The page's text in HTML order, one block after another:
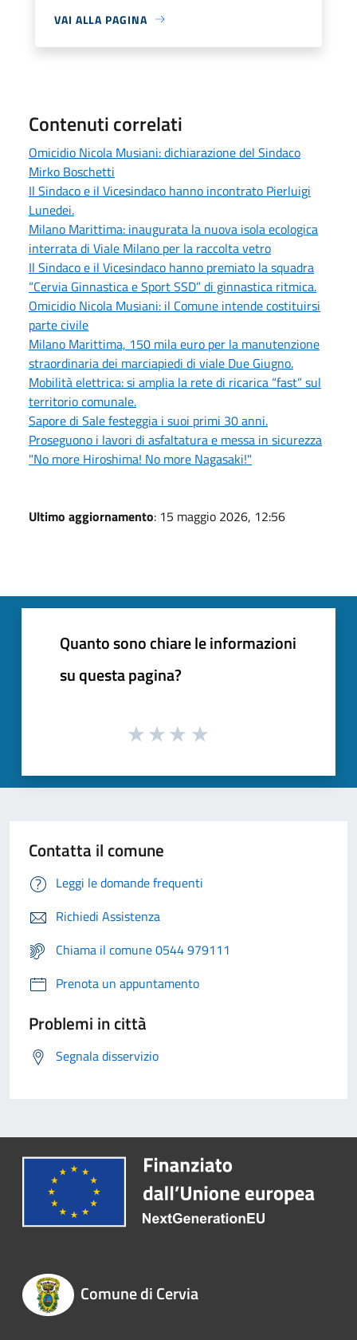
VAI ALLA PAGINA
Contenuti correlati
Omicidio Nicola Musiani: dichiarazione del Sindaco
Mirko Boschetti
Il Sindaco e il Vicesindaco hanno incontrato Pierluigi
Lunedei.
Milano Marittima: inaugurata la nuova isola ecologica
interrata di Viale Milano per la raccolta vetro
Il Sindaco e il Vicesindaco hanno premiato la squadra
“Cervia Ginnastica e Sport SSD” di ginnastica ritmica.
Omicidio Nicola Musiani: il Comune intende costituirsi
parte civile
Milano Marittima, 150 mila euro per la manutenzione
straordinaria dei marciapiedi di viale Due Giugno.
Mobilità elettrica: si amplia la rete di ricarica “fast” sul
territorio comunale.
Sapore di Sale festeggia i suoi primi 30 anni.
Proseguono i lavori di asfaltatura e messa in sicurezza
"No more Hiroshima! No more Nagasaki!"
Ultimo aggiornamento: 15 maggio 2026, 12:56
Quanto sono chiare le informazioni
su questa pagina?
Contatta il comune
Leggi le domande frequenti
Richiedi Assistenza
Chiama il comune 0544 979111
Prenota un appuntamento
Problemi in città
Segnala disservizio
Comune di Cervia